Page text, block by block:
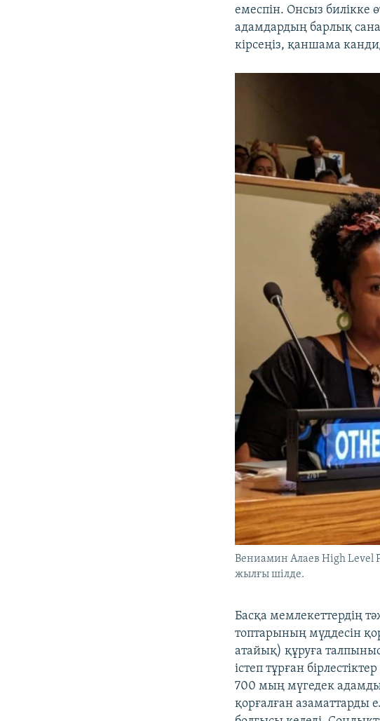
емеспін. Онсыз билікке
адамдардың барлық
кірсеңіз, қаншама
Вениамин Алаев High Level
жылғы шілде.
Басқа мемлекеттердің
топтарының мүддесін
атайық) құруға
істеп тұрған
700 мың мүгедек
қорғалған азаматтарды